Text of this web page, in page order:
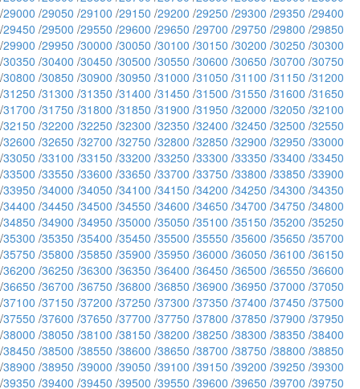
/29000 /29050 /29100 /29150 /29200 /29250 /29300 /29350 /29400
/29450 /29500 /29550 /29600 /29650 /29700 /29750 /29800 /29850
/29900 /29950 /30000 /30050 /30100 /30150 /30200 /30250 /30300
/30350 /30400 /30450 /30500 /30550 /30600 /30650 /30700 /30750
/30800 /30850 /30900 /30950 /31000 /31050 /31100 /31150 /31200
/31250 /31300 /31350 /31400 /31450 /31500 /31550 /31600 /31650
/31700 /31750 /31800 /31850 /31900 /31950 /32000 /32050 /32100
/32150 /32200 /32250 /32300 /32350 /32400 /32450 /32500 /32550
/32600 /32650 /32700 /32750 /32800 /32850 /32900 /32950 /33000
/33050 /33100 /33150 /33200 /33250 /33300 /33350 /33400 /33450
/33500 /33550 /33600 /33650 /33700 /33750 /33800 /33850 /33900
/33950 /34000 /34050 /34100 /34150 /34200 /34250 /34300 /34350
/34400 /34450 /34500 /34550 /34600 /34650 /34700 /34750 /34800
/34850 /34900 /34950 /35000 /35050 /35100 /35150 /35200 /35250
/35300 /35350 /35400 /35450 /35500 /35550 /35600 /35650 /35700
/35750 /35800 /35850 /35900 /35950 /36000 /36050 /36100 /36150
/36200 /36250 /36300 /36350 /36400 /36450 /36500 /36550 /36600
/36650 /36700 /36750 /36800 /36850 /36900 /36950 /37000 /37050
/37100 /37150 /37200 /37250 /37300 /37350 /37400 /37450 /37500
/37550 /37600 /37650 /37700 /37750 /37800 /37850 /37900 /37950
/38000 /38050 /38100 /38150 /38200 /38250 /38300 /38350 /38400
/38450 /38500 /38550 /38600 /38650 /38700 /38750 /38800 /38850
/38900 /38950 /39000 /39050 /39100 /39150 /39200 /39250 /39300
/39350 /39400 /39450 /39500 /39550 /39600 /39650 /39700 /39750